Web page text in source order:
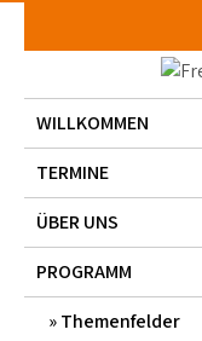
WILLKOMMEN
TERMINE
ÜBER UNS
PROGRAMM
Themenfelder